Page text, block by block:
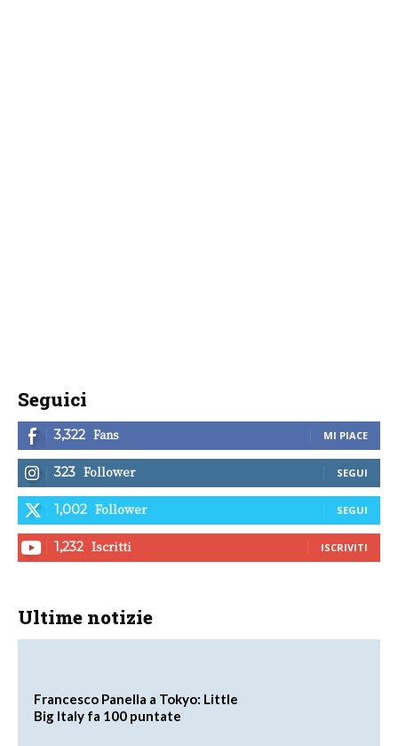
Seguici
3,322 Fans MI PIACE
323 Follower SEGUI
1,002 Follower SEGUI
1,232 Iscritti ISCRIVITI
Ultime notizie
Francesco Panella a Tokyo: Little
Big Italy fa 100 puntate